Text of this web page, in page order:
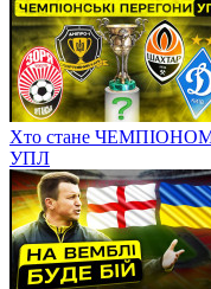
Хто стане
УПЛ